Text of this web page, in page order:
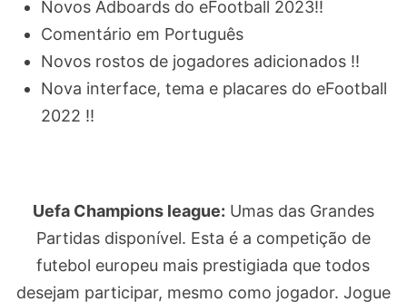
Novos Adboards do eFootball 2023!!
Comentário em Português
Novos rostos de jogadores adicionados !!
Nova interface, tema e placares do eFootball
2022 !!
Uefa Champions league: Umas das Grandes
Partidas disponível. Esta é a competição de
futebol europeu mais prestigiada que todos
desejam participar, mesmo como jogador. Jogue